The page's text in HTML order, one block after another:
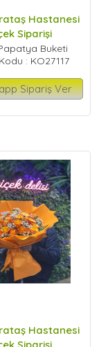
Hastanesi
Siparişi
Buketi
: KO27117
Sipariş Ver
Hastanesi